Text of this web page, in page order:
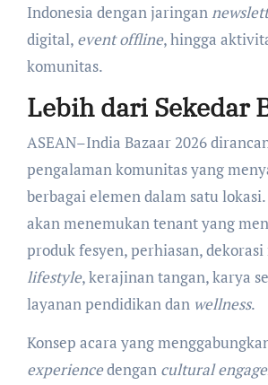
Indonesia dengan jaringan
digital, event offline, hingga
komunitas.
Lebih dari Sekedar
ASEAN–India Bazaar 2026
pengalaman komunitas yang
berbagai elemen dalam satu
akan menemukan tenant yang
produk fesyen, perhiasan,
lifestyle, kerajinan tangan, karya
layanan pendidikan dan wellness.
Konsep acara yang
experiencedengan cultural